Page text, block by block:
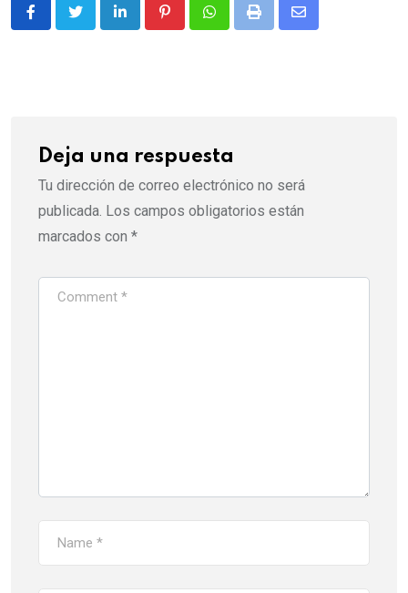
LinkedIn PinterestWhatsappPrint
Share
Deja una respuesta
Tu dirección de correo electrónico no será
publicada. Los campos obligatorios están
marcados con *